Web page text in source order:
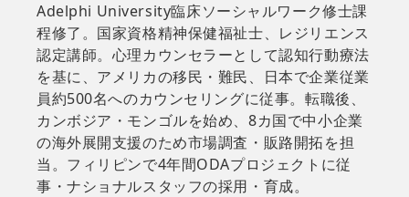
Adelphi University臨床ソーシャルワーク修士課
程修了。国家資格精神保健福祉士、レジリエンス
認定講師。心理カウンセラーとして認知行動療法
を基に、アメリカの移民・難民、日本で企業従業
員約500名へのカウンセリングに従事。転職後、
カンボジア・モンゴルを始め、8カ国で中小企業
の海外展開支援のため市場調査・販路開拓を担
当。フィリピンで4年間ODAプロジェクトに従
事・ナショナルスタッフの採用・育成。